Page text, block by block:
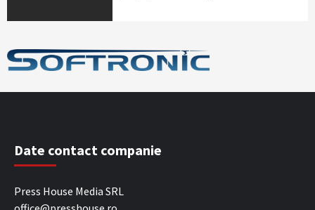
Date contact companie
Press House Media SRL